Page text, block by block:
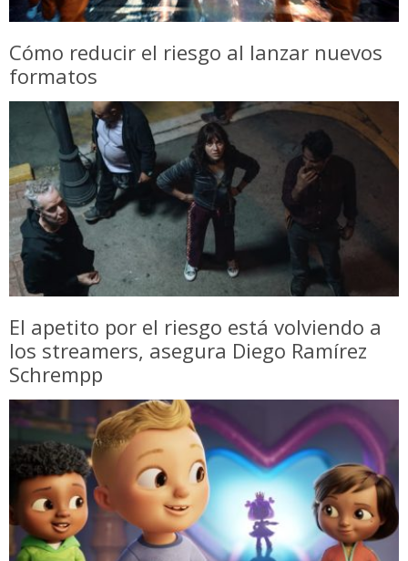
Cómo reducir el riesgo al lanzar nuevos
formatos
El apetito por el riesgo está volviendo a
los streamers, asegura Diego Ramírez
Schrempp